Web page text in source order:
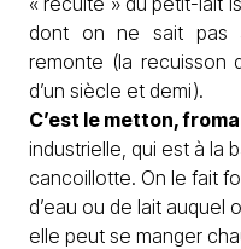
dont on ne sait pas
remonte (la recuisson
d’un siècle et demi).
C’est le metton,
industrielle, qui est à la
cancoillotte. On le fait
d’eau ou de lait auquel
elle peut se manger